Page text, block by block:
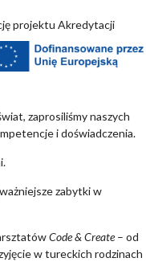
projektu Akredytacji
zaprosiliśmy naszych
i doświadczenia.
zabytki w
Code & Create– od
w tureckich rodzinach